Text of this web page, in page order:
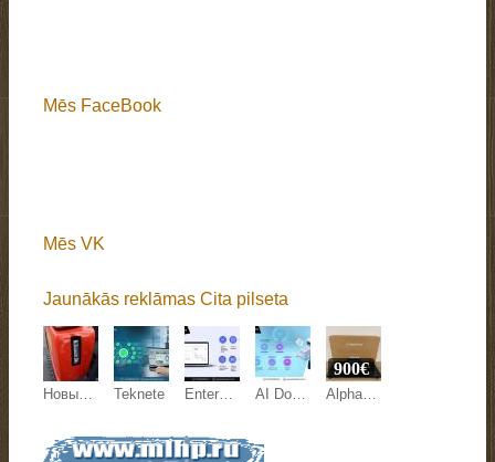
Mēs FaceBook
Mēs VK
Jaunākās reklāmas Cita pilseta
Новый мини-экскаватор QL-18 ECO, 1,8 т — цена договорная Teknete Enterprise Document Extraction Tool: Teknete AI Document Processing Europe: Teknete AlphaTheta XDJ-AZ, AlphaTheta OMNIS-DUO, Pioneer DJ OPUS-QUAD, Pioneer DJ XDJ-RX3, Pioneer XDJ-XZ
900€